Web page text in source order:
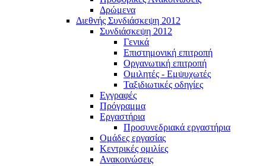
Δρώμενα
Διεθνής Συνδιάσκεψη 2012
Συνδιάσκεψη 2012
Γενικά
Επιστημονική επιτροπή
Οργανωτική επιτροπή
Ομιλητές - Εμψυχωτές
Ταξιδιωτικές οδηγίες
Εγγραφές
Πρόγραμμα
Εργαστήρια
Προσυνεδριακά εργαστήρια
Ομάδες εργασίας
Κεντρικές ομιλίες
Ανακοινώσεις